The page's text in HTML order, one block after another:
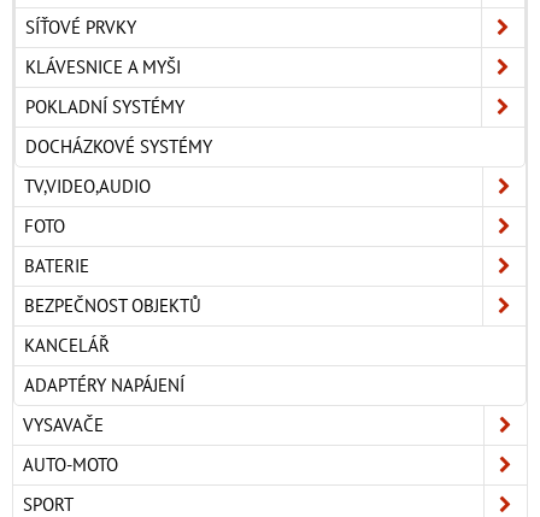
SÍŤOVÉ PRVKY
KLÁVESNICE A MYŠI
POKLADNÍ SYSTÉMY
DOCHÁZKOVÉ SYSTÉMY
TV,VIDEO,AUDIO
FOTO
BATERIE
BEZPEČNOST OBJEKTŮ
KANCELÁŘ
ADAPTÉRY NAPÁJENÍ
VYSAVAČE
AUTO-MOTO
SPORT